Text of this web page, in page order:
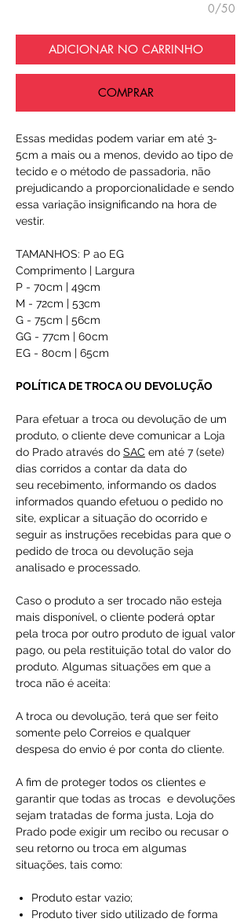
0/50
ADICIONAR NO CARRINHO
COMPRAR
Essas medidas podem variar em até 3-
5cm a mais ou a menos, devido ao tipo de
tecido e o método de passadoria, não
prejudicando a proporcionalidade e sendo
essa variação insignificando na hora de
vestir.
TAMANHOS: P ao EG
Comprimento | Largura
P - 70cm | 49cm
M - 72cm | 53cm
G - 75cm | 56cm
GG - 77cm | 60cm
EG - 80cm | 65cm
POLÍTICA DE TROCA OU DEVOLUÇÃO
Para efetuar a troca ou devolução de um
produto, o cliente deve comunicar a Loja
do Prado através do SAC em até 7 (sete)
dias corridos a contar da data do
seu recebimento, informando os dados
informados quando efetuou o pedido no
site, explicar a situação do ocorrido e
seguir as instruções recebidas para que o
pedido de troca ou devolução seja
analisado e processado.
Caso o produto a ser trocado não esteja
mais disponível, o cliente poderá optar
pela troca por outro produto de igual valor
pago, ou pela restituição total do valor do
produto. Algumas situações em que a
troca não é aceita:
A troca ou devolução, terá que ser feito
somente pelo Correios e qualquer
despesa do envio é por conta do cliente.
A fim de proteger todos os clientes e
garantir que todas as trocas e devoluções
sejam tratadas de forma justa, Loja do
Prado pode exigir um recibo ou recusar o
seu retorno ou troca em algumas
situações, tais como:
Produto estar vazio;
Produto tiver sido utilizado de forma